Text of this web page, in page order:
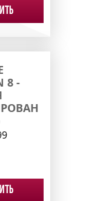
8 -